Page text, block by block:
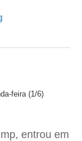
feira (1/6)
entrou em